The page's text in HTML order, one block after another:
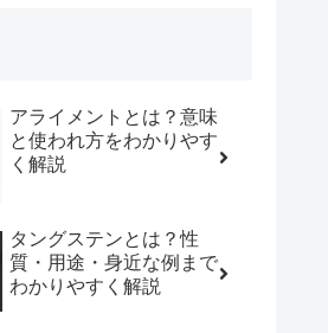
アライメントとは？意味
と使われ方をわかりやす
く解説
タングステンとは？性
質・用途・身近な例まで
わかりやすく解説